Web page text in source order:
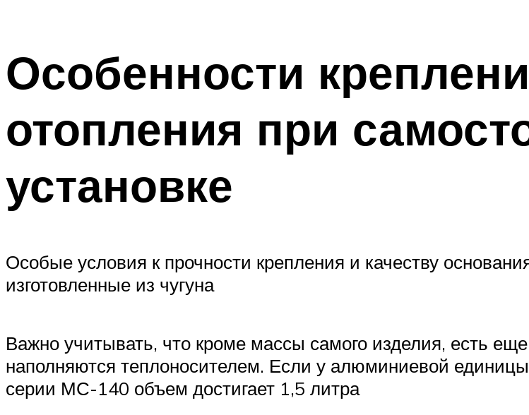
Особенности
отопления при
установке
Особые условия к прочности крепления и качеству
изготовленные из чугуна
Важно учитывать, что кроме массы самого изделия, есть
наполняются теплоносителем. Если у алюминиевой единицы
серии МС-140 объем достигает 1,5 литра